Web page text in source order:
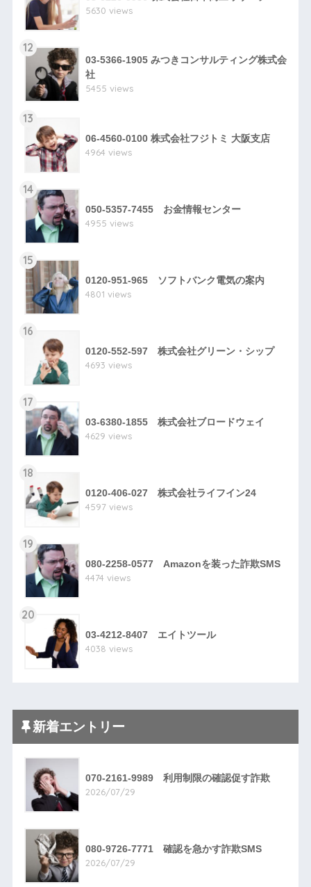
5630 views
12
03-5366-1905 みつきコンサルティング株式会
社
5455 views
13
06-4560-0100 株式会社フジトミ 大阪支店
4964 views
14
050-5357-7455 お金情報センター
4955 views
15
0120-951-965 ソフトバンク電気の案内
4801 views
16
0120-552-597 株式会社グリーン・シップ
4693 views
17
03-6380-1855 株式会社ブロードウェイ
4629 views
18
0120-406-027 株式会社ライフイン24
4597 views
19
080-2258-0577 Amazonを装った詐欺SMS
4474 views
20
03-4212-8407 エイトツール
4038 views
新着エントリー
070-2161-9989 利用制限の確認促す詐欺
2026/07/29
080-9726-7771 確認を急かす詐欺SMS
2026/07/29